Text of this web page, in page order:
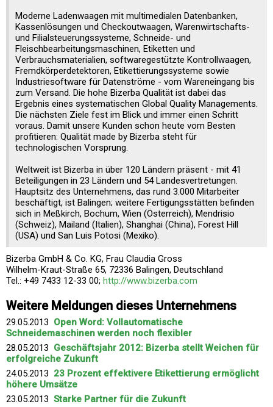
Moderne Ladenwaagen mit multimedialen Datenbanken,
Kassenlösungen und Checkoutwaagen, Warenwirtschafts-
und Filialsteuerungssysteme, Schneide- und
Fleischbearbeitungsmaschinen, Etiketten und
Verbrauchsmaterialien, softwaregestützte Kontrollwaagen,
Fremdkörperdetektoren, Etikettierungssysteme sowie
Industriesoftware für Datenströme - vom Wareneingang bis
zum Versand. Die hohe Bizerba Qualität ist dabei das
Ergebnis eines systematischen Global Quality Managements.
Die nächsten Ziele fest im Blick und immer einen Schritt
voraus. Damit unsere Kunden schon heute vom Besten
profitieren: Qualität made by Bizerba steht für
technologischen Vorsprung.
Weltweit ist Bizerba in über 120 Ländern präsent - mit 41
Beteiligungen in 23 Ländern und 54 Landesvertretungen.
Hauptsitz des Unternehmens, das rund 3.000 Mitarbeiter
beschäftigt, ist Balingen; weitere Fertigungsstätten befinden
sich in Meßkirch, Bochum, Wien (Österreich), Mendrisio
(Schweiz), Mailand (Italien), Shanghai (China), Forest Hill
(USA) und San Luis Potosi (Mexiko).
Bizerba GmbH & Co. KG, Frau Claudia Gross
Wilhelm-Kraut-Straße 65, 72336 Balingen, Deutschland
Tel.: +49 7433 12-33 00; http://www.bizerba.com
Weitere Meldungen dieses Unternehmens
29.05.2013 Open Word: Vollautomatische
Schneidemaschinen werden noch flexibler
28.05.2013 Geschäftsjahr 2012: Bizerba stellt Weichen für
erfolgreiche Zukunft
24.05.2013 23 Prozent effektivere Etikettierung ermöglicht
höhere Umsätze
23.05.2013 Starke Partner für die Zukunft